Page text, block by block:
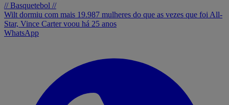
// Basquetebol //
Wilt dormiu com mais 19.987 mulheres do que as vezes que foi All-
Star, Vince Carter voou há 25 anos
WhatsApp